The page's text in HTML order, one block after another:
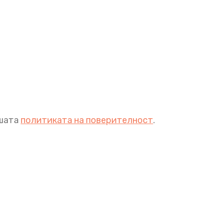
политиката на поверителност.